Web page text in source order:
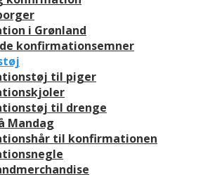
i Grønland
konfirmationsemner
til piger
til drenge
Mandag
til konfirmationen